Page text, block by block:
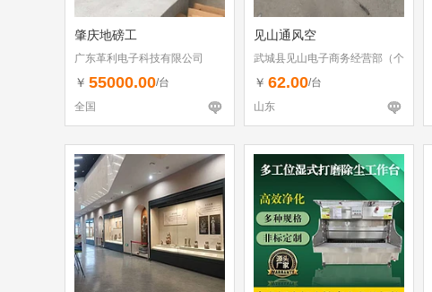
肇庆地磅工
广东革利电子科技有限公司
￥ 55000.00/台
全国
见山通风空
武城县见山电子商务经营部（个
体工商户）
￥ 62.00/台
山东